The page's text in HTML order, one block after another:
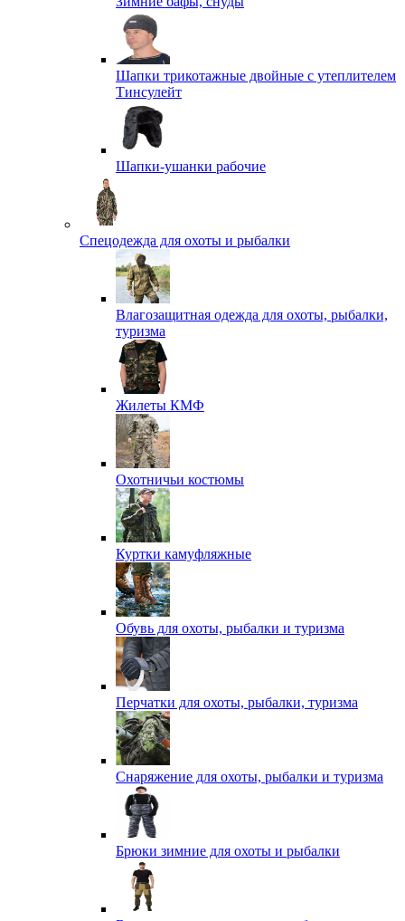
Шапки трикотажные двойные с утеплителем
Тинсулейт
Шапки-ушанки рабочие
Спецодежда для охоты и рыбалки
Влагозащитная одежда для охоты, рыбалки,
туризма
Жилеты КМФ
Охотничьи костюмы
Куртки камуфляжные
Обувь для охоты, рыбалки и туризма
Перчатки для охоты, рыбалки, туризма
Снаряжение для охоты, рыбалки и туризма
Брюки зимние для охоты и рыбалки